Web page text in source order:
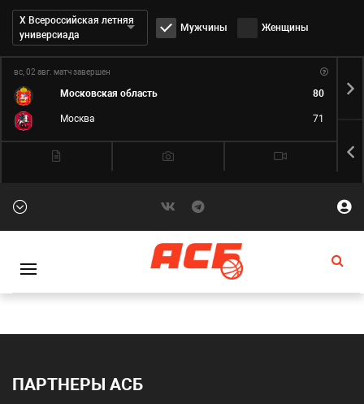
Дивизион:
Х Всероссийская летняя
универсиада
Мужчины Женщины
вс, 02 авг. матч завершен
Московская область 80
Москва 71
ПАРТНЕРЫ АСБ